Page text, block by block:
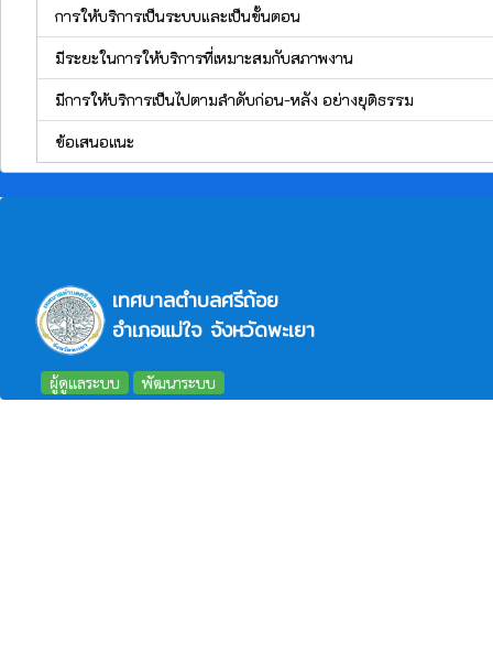
การให้บริการเป็นระบบและเป็นขั้นตอน
มีระยะในการให้บริการที่เหมาะสมกับสภาพงาน
มีการให้บริการเป็นไปตามลำดับก่อน-หลัง อย่างยุติธรรม
ข้อเสนอแนะ
เทศบาลตำบลศรีถ้อย
อำเภอแม่ใจ จังหวัดพะเยา
ผู้ดูแลระบบ พัฒนาระบบ